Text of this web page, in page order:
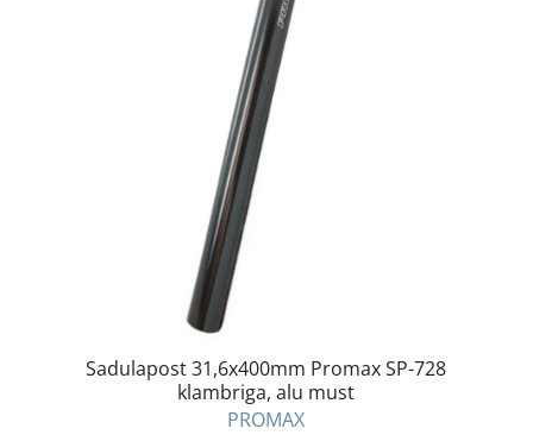
Sadulapost 31,6x400mm Promax SP-728
klambriga, alu must
PROMAX